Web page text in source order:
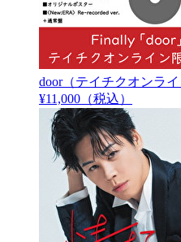
door（テイチクオンラ
¥11,000（税込）